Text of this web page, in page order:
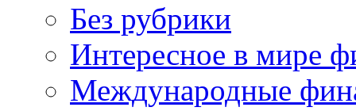
Без рубрики
Интересное в мире
Международные